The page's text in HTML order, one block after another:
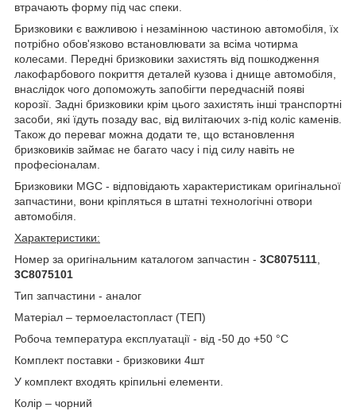
втрачають форму під час спеки.
Бризковики є важливою і незамінною частиною автомобіля, їх
потрібно обов'язково встановлювати за всіма чотирма
колесами. Передні бризковики захистять від пошкодження
лакофарбового покриття деталей кузова і днище автомобіля,
внаслідок чого допоможуть запобігти передчасній появі
корозії. Задні бризковики крім цього захистять інші транспортні
засоби, які їдуть позаду вас, від вилітаючих з-під коліс каменів.
Також до переваг можна додати те, що встановлення
бризковиків займає не багато часу і під силу навіть не
професіоналам.
Бризковики MGC - відповідають характеристикам оригінальної
запчастини, вони кріпляться в штатні технологічні отвори
автомобіля.
Характеристики:
Номер за оригінальним каталогом запчастин - 3C8075111,
3C8075101
Тип запчастини - аналог
Матеріал – термоеластопласт (ТЕП)
Робоча температура експлуатації - від -50 до +50 °C
Комплект поставки - бризковики 4шт
У комплект входять кріпильні елементи.
Колір – чорний